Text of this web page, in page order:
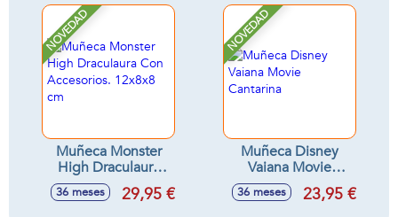
cm
NOVEDAD
Muñeca Monster
High Draculaura
Con Accesorios.
12x8x8 cm
36 meses 29,95 €
NOVEDAD
Muñeca Disney
Vaiana Movie
Cantarina
36 meses 23,95 €